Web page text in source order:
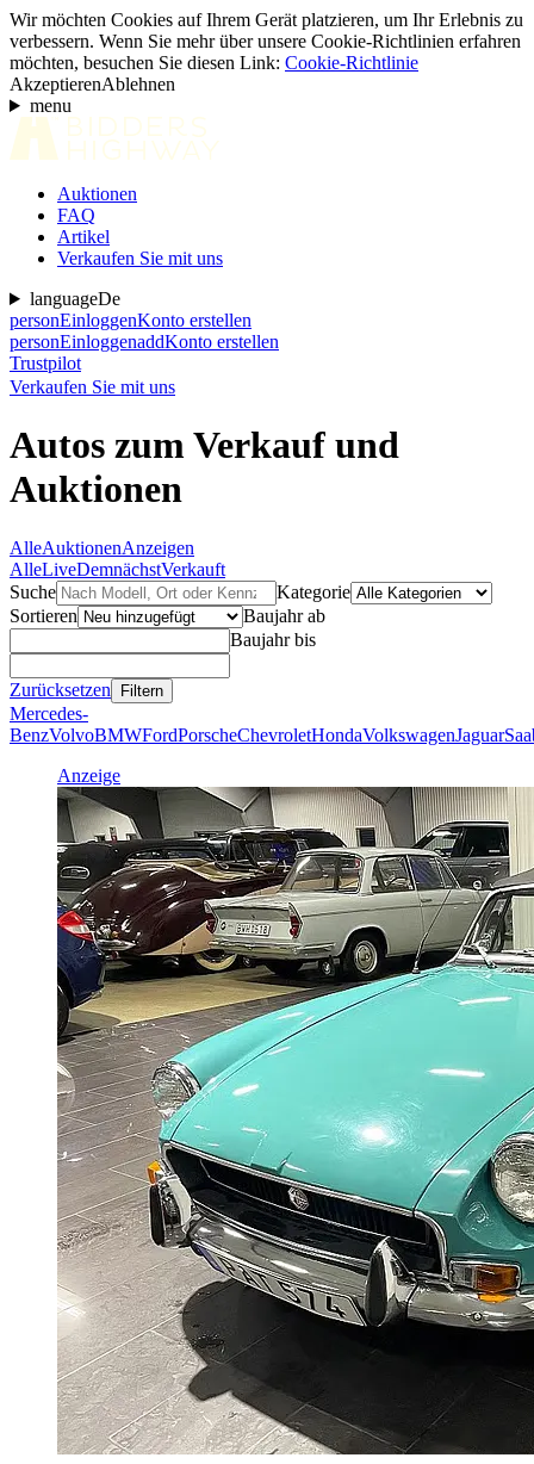
Wir möchten Cookies auf Ihrem Gerät platzieren, um Ihr Erlebnis zu
verbessern. Wenn Sie mehr über unsere Cookie-Richtlinien erfahren
möchten, besuchen Sie diesen Link: Cookie-Richtlinie
AkzeptierenAblehnen
menu
Auktionen
FAQ
Artikel
Verkaufen Sie mit uns
languageDe
personEinloggenKonto erstellen
personEinloggenaddKonto erstellen
Trustpilot
Verkaufen Sie mit uns
Autos zum Verkauf und
Auktionen
AlleAuktionenAnzeigen
AlleLiveDemnächstVerkauft
Suche
Kategorie
Sortieren
Baujahr ab
Baujahr bis
Zurücksetzen Filtern
Mercedes-
BenzVolvoBMWFordPorscheChevroletHondaVolkswagenJaguar
Anzeige